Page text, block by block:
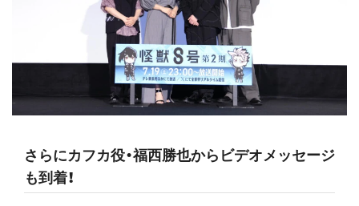
さらにカフカ役・福西勝也からビデオメッセージ
も到着！